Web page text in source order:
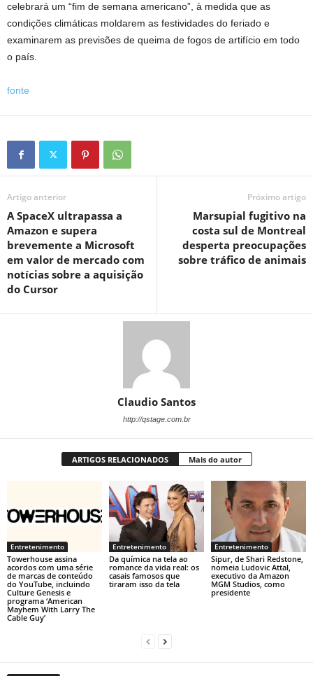
celebrará um “fim de semana americano”, à medida que as
condições climáticas moldarem as festividades do feriado e
examinarem as previsões de queima de fogos de artifício em todo
o país.
fonte
Artigo anterior
A SpaceX ultrapassa a
Amazon e supera
brevemente a Microsoft
em valor de mercado com
notícias sobre a aquisição
do Cursor
Próximo artigo
Marsupial fugitivo na
costa sul de Montreal
desperta preocupações
sobre tráfico de animais
Claudio Santos
http://qstage.com.br
ARTIGOS RELACIONADOS Mais do autor
Entretenimento
Towerhouse assina
acordos com uma série
de marcas de conteúdo
do YouTube, incluindo
Culture Genesis e
programa ‘American
Mayhem With Larry The
Cable Guy’
Entretenimento
Da química na tela ao
romance da vida real: os
casais famosos que
tiraram isso da tela
Entretenimento
Sipur, de Shari Redstone,
nomeia Ludovic Attal,
executivo da Amazon
MGM Studios, como
presidente